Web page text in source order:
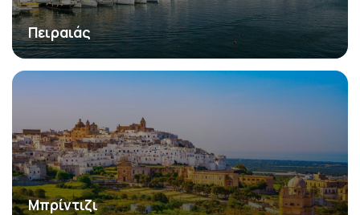
Πειραιάς
Μπρίντιζι